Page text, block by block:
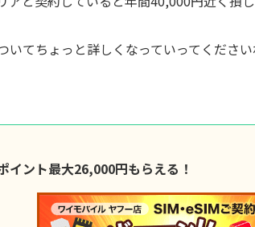
いてちょっと詳しくなっていってください
イント最大26,000円もらえる！